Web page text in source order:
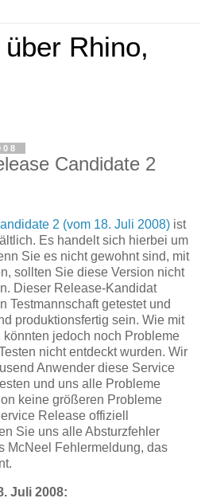
Rhino,
Candidate 2
2 (vom 18. Juli 2008) ist
Es handelt sich hierbei um
Sie es nicht gewohnt sind, mit
sollten Sie diese Version nicht
Dieser Release-Kandidat
Testmannschaft getestet und
produktionsfertig sein. Wie mit
jedoch noch Probleme
nicht entdeckt wurden. Wir
Anwender diese Service
und uns alle Probleme
keine größeren Probleme
Release offiziell
Sie uns alle Absturzfehler
McNeel Fehlermeldung, das
Juli 2008: